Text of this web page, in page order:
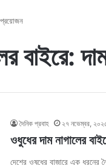
প্রয়োজন
বাইরে:
দৈনিক প্রবাহ ২৭ নভেম্বর,
ওধুধের দাম নাগালের
দেশের ওষুধের বাজারে এক ধরনের